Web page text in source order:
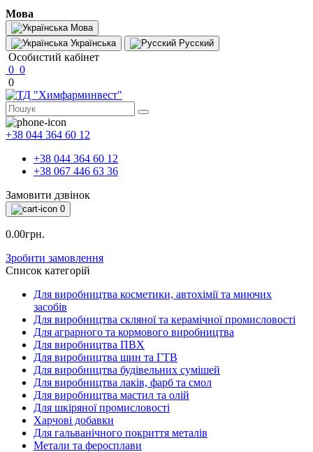
Мова
Мова
Українська
Русский
Особистий кабінет
0 0
0
+38 044 364 60 12
+38 044 364 60 12
+38 067 446 63 36
Замовити дзвінок
0
0.00грн.
Зробити замовлення
Список категорій
Для виробництва косметики, автохімії та миючих
засобів
Для виробництва скляної та керамічної промисловості
Для аграрного та кормового виробництва
Для виробництва ПВХ
Для виробництва шин та ГТВ
Для виробництва будівельних сумішей
Для виробництва лаків, фарб та смол
Для виробництва мастил та олій
Для шкіряної промисловості
Харчові добавки
Для гальванічного покриття металів
Метали та феросплави